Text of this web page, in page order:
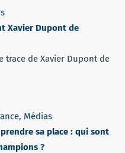
Xavier Dupont de
trace de Xavier Dupont de
, Médias
sa place : qui sont
?